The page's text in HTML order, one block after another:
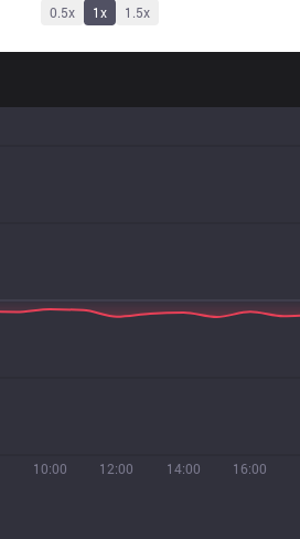
0.5x 1x 1.5x
10:00 12:00 14:00 16:00